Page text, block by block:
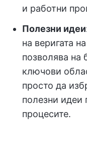
и работни
Полезни идеи
на веригата
позволява на
ключови
просто да
полезни идеи
процесите.